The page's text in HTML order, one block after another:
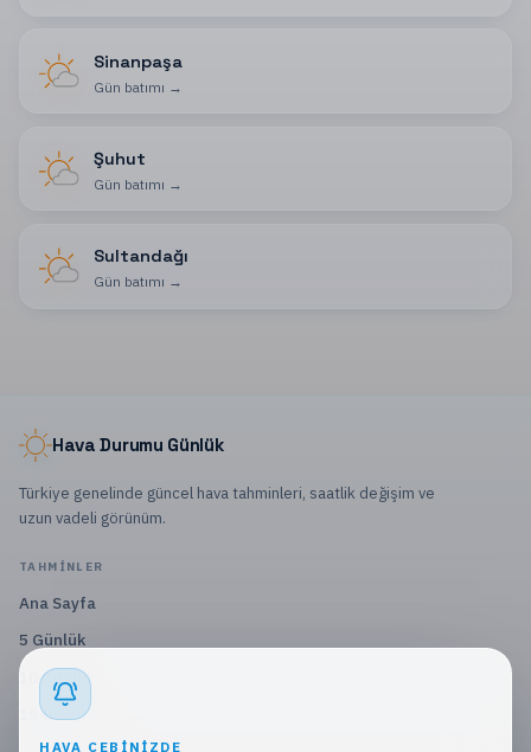
Sinanpaşa
Gün batımı →
Şuhut
Gün batımı →
Sultandağı
Gün batımı →
Hava Durumu Günlük
Türkiye genelinde güncel hava tahminleri, saatlik değişim ve
uzun vadeli görünüm.
TAHMINLER
Ana Sayfa
5 Günlük
10 Günlük
15 Günlük
HAVA CEBINIZDE